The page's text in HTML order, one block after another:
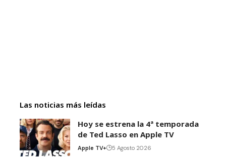
Las noticias más leídas
Hoy se estrena la 4ª temporada
de Ted Lasso en Apple TV
Apple TV+ 5 Agosto 2026